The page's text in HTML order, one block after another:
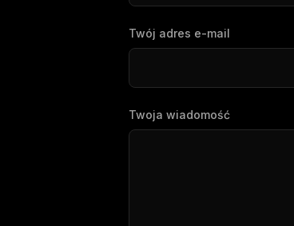
Twój adres e-mail
Twoja wiadomość